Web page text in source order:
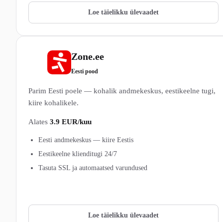
Loe täielikku ülevaadet
Zone.ee
Eesti pood
Parim Eesti poele — kohalik andmekeskus, eestikeelne tugi,
kiire kohalikele.
Alates 3.9 EUR/kuu
Eesti andmekeskus — kiire Eestis
Eestikeelne klienditugi 24/7
Tasuta SSL ja automaatsed varundused
Loe täielikku ülevaadet